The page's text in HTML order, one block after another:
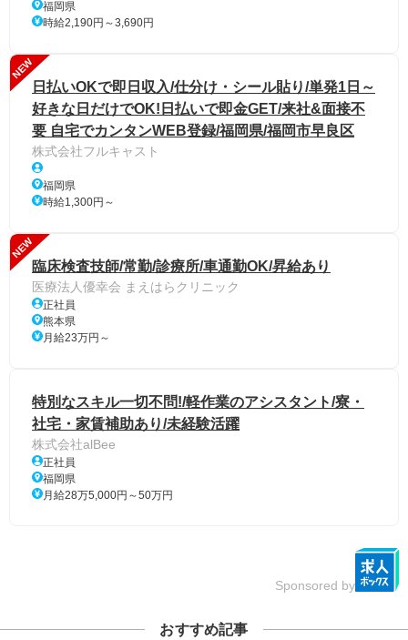
福岡県
時給2,190円～3,690円
NEW
日払いOKで即日収入/仕分け・シール貼り/単発1日～
好きな日だけでOK!日払いで即金GET/来社&面接不
要 自宅でカンタンWEB登録/福岡県/福岡市早良区
株式会社フルキャスト
福岡県
時給1,300円～
NEW
臨床検査技師/常勤/診療所/車通勤OK/昇給あり
医療法人優幸会 まえはらクリニック
正社員
熊本県
月給23万円～
特別なスキル一切不問!/軽作業のアシスタント/寮・
社宅・家賃補助あり/未経験活躍
株式会社alBee
正社員
福岡県
月給28万5,000円～50万円
Sponsored by
おすすめ記事